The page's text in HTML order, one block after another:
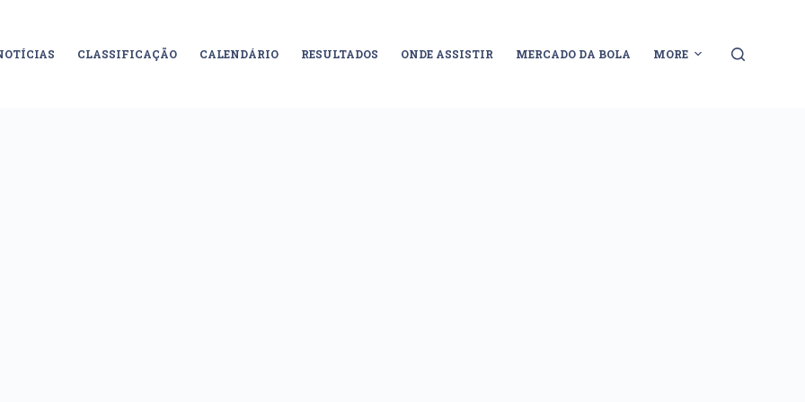
CLASSIFICAÇÃO CALENDÁRIO RESULTADOS ONDE ASSISTIR MERCADO DA BOLA MORE